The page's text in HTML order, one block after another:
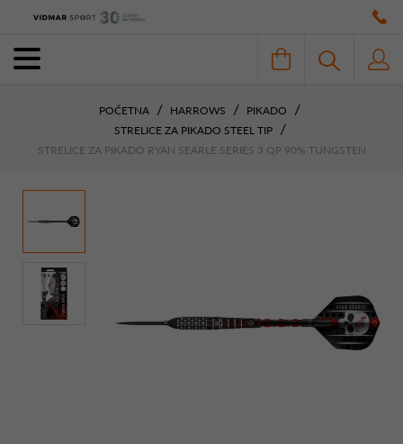
POČETNA HARROWS
PIKADO
STRELICE ZA PIKADO STEEL TIP
STRELICE ZA PIKADO RYAN SEARLE SERIES 3 QP 90% TUNGSTEN